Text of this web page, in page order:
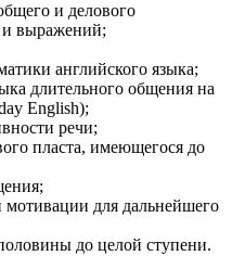
и делового
и выражений;
английского языка;
длительного общения на
English);
речи;
пласта, имеющегося до
для дальнейшего
до целой ступени.